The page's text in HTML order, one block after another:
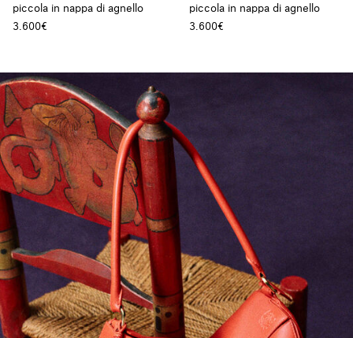
piccola in nappa di agnello
3.600€
piccola in nappa di agnello
3.600€